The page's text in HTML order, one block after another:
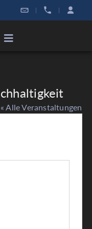
| |
« Alle Veranstaltungen